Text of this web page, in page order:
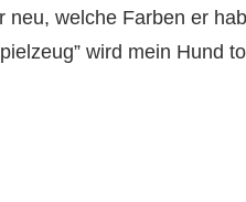
welche Farben er
wird mein Hund